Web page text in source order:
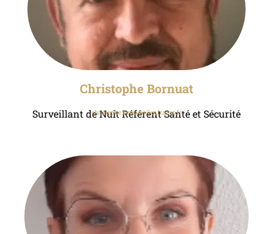
Christophe Bornuat
Surveillant de Nuit Référent Santé et Sécurité
christophe.bornuat@mfr.asso.fr